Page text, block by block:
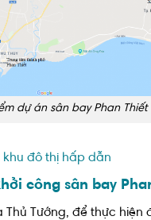
dự án sân bay Phan Thiết
khu đô thị hấp dẫn
công sân bay
Thủ Tướng, để thực hiện